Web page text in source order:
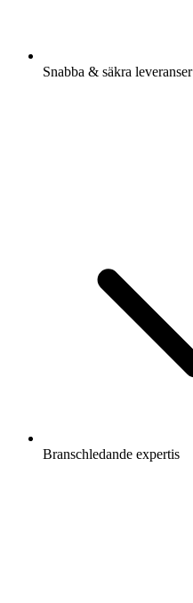
Snabba & säkra leveranser
Branschledande expertis